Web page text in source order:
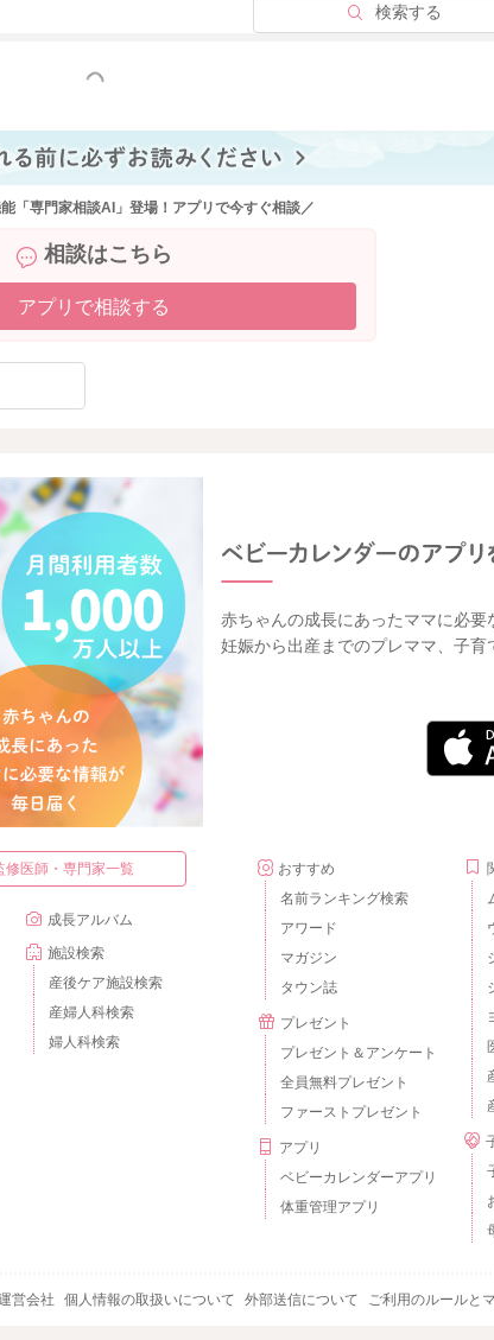
検索する
もっと見る
「専門家相談AI」登場！アプリで今すぐ相談／
相談はこちら
アプリで相談する
赤ちゃんの成長にあったママに必要
妊娠から出産までのプレママ、子育
修医師・専門家一覧
成長アルバム
施設検索
産後ケア施設検索
産婦人科検索
婦人科検索
おすすめ
名前ランキング検索
アワード
マガジン
タウン誌
プレゼント
プレゼント＆アンケート
全員無料プレゼント
ファーストプレゼント
アプリ
ベビーカレンダーアプリ
体重管理アプリ
営会社 個人情報の取扱いについて 外部送信について ご利用のルールと